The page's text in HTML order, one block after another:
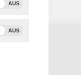
AUS
AUS